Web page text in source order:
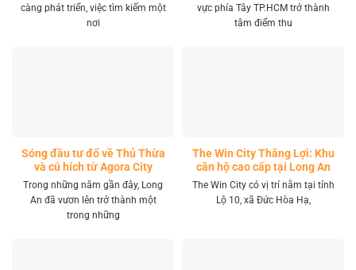
càng phát triển, việc tìm kiếm một
nơi
vực phía Tây TP.HCM trở thành
tâm điểm thu
Sóng đầu tư đổ về Thủ Thừa
và cú hích từ Agora City
Trong những năm gần đây, Long
An đã vươn lên trở thành một
trong những
The Win City Thắng Lợi: Khu
căn hộ cao cấp tại Long An
The Win City có vị trí nằm tại tỉnh
Lộ 10, xã Đức Hòa Hạ,